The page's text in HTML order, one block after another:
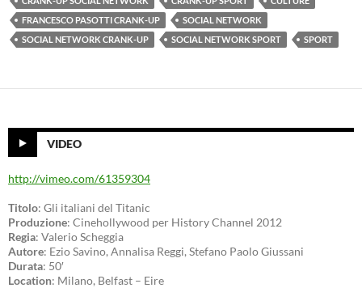
FRANCESCO PASOTTI CRANK-UP
SOCIAL NETWORK
SOCIAL NETWORK CRANK-UP
SOCIAL NETWORK SPORT SPORT
VIDEO
http://vimeo.com/61359304
Titolo: Gli italiani del Titanic
Produzione: Cinehollywood per History Channel 2012
Regia: Valerio Scheggia
Autore: Ezio Savino, Annalisa Reggi, Stefano Paolo Giussani
Durata: 50′
Location: Milano, Belfast – Eire